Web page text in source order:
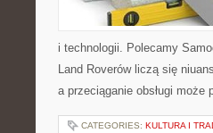
i technologii. Polecamy
Land Roverów liczą się
a przeciąganie obsługi może
CATEGORIES: KULTURA I